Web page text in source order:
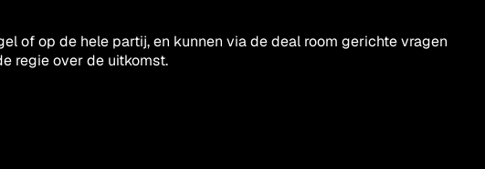
of op de hele partij, en kunnen via de deal room gerichte vragen
regie over de uitkomst.